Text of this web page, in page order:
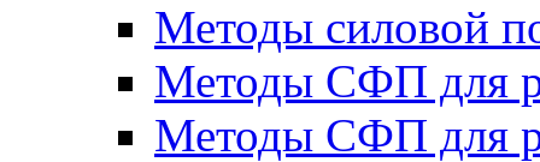
Методы силовой
Методы СФП для
Методы СФП для